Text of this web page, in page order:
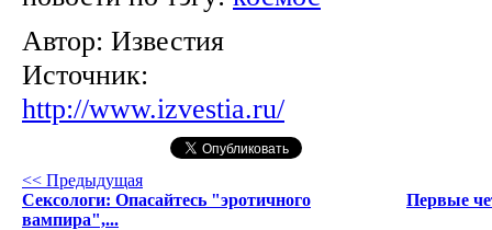
Автор: Известия
Источник:
http://www.izvestia.ru/
<< Предыдущая
Сексологи: Опасайтесь "эротичного
вампира",...
Первые